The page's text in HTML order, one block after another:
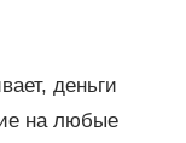
деньги
на любые